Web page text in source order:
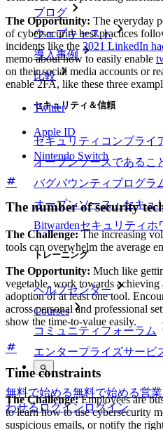
ブログ
ウェブキャスト
導入事例
比較
セキュリティ＆信頼
セキュリティコンプライ
オープンソースであるこ
バグバウンティプログラ
オープンソース・セキュ
Bitwardenセキュリティホ
トレーニング
ヘルプセンター
Courses
コミュニティフォーラム
エンタープライズサービ
無料で始める無料で始める営
わせるログインログイン
The Opportunity: The everyday
of cybersecurity best practices
incidents like the 2021 LinkedIn
memo about how to easily enable
on their social media accounts or
enable 2FA, like these three
Twitter
Apple ID
Nintendo Switch
The number of security
The Challenge:The increasing
tools can overwhelm the average
The Opportunity: Much like
vegetable, work towards
adoption of at least one tool.
across personal and professional
show the time-to-value easily.
Time constraints
The Challenge:Employees are
to learn how to use cybersecurity
suspicious emails, or notify the